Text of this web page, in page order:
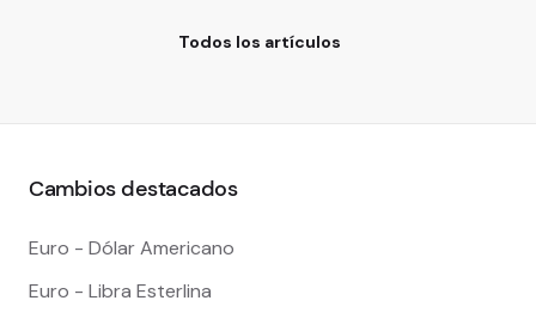
Todos los artículos
Cambios destacados
Euro - Dólar Americano
Euro - Libra Esterlina